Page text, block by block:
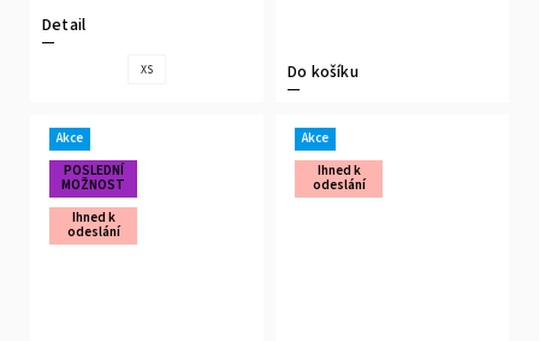
Detail
XS Do košíku
Akce
POSLEDNÍ
MOŽNOST
Ihned k
odeslání
Akce
Ihned k
odeslání